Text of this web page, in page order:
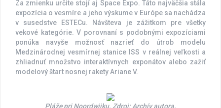
Za zmienku určite stojí aj Space Expo. Táto najväčšia stála
expozícia o vesmíre a jeho výskume v Európe sa nachádza
v susedstve ESTECu. Návšteva je zážitkom pre všetky
vekové kategórie. V porovnaní s podobnými expozíciami
ponúka navyše možnosť nazrieť do útrob modelu
Medzinárodnej vesmírnej stanice ISS v reálnej veľkosti a
zhliadnuť množstvo interaktívnych exponátov alebo zažiť
modelový štart nosnej rakety Ariane V.
Pláže pri Noordwijku. Zdroj: Archív autora.